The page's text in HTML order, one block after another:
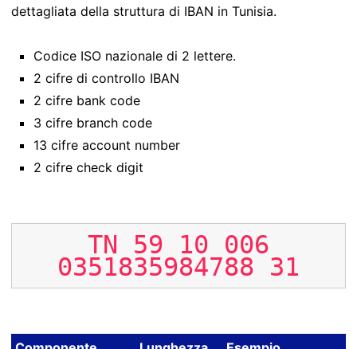
dettagliata della struttura di IBAN in Tunisia.
Codice ISO nazionale di 2 lettere.
2 cifre di controllo IBAN
2 cifre bank code
3 cifre branch code
13 cifre account number
2 cifre check digit
TN 59 10 006
0351835984788 31